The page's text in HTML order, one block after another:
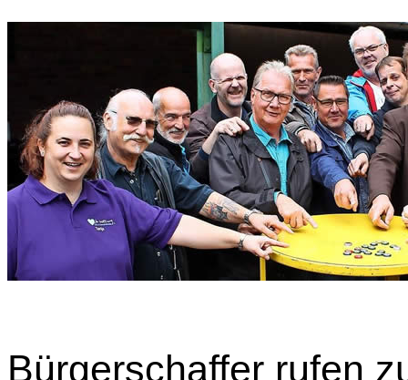
Bürgerschaffer rufen